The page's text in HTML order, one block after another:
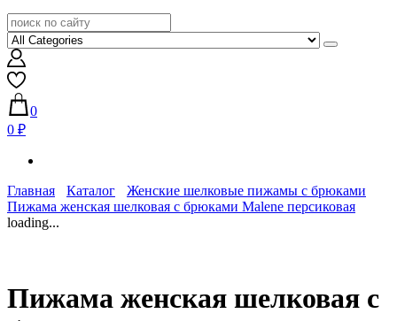
0
0 ₽
Главная Каталог
Женские шелковые пижамы с брюками
Пижама женская шелковая с брюками Malene персиковая
loading...
Пижама женская шелковая с